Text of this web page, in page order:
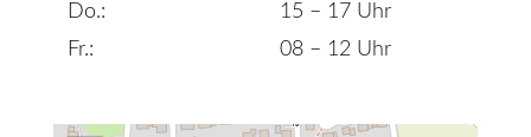
Do.:
Fr.:
15 – 17 Uhr
08 – 12 Uhr